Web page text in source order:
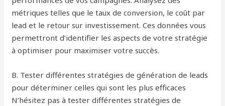
métriques telles que le taux de conversion, le coût par
lead et le retour sur investissement. Ces données vous
permettront d’identifier les aspects de votre stratégie
à optimiser pour maximiser votre succès.
B. Tester différentes stratégies de génération de leads
pour déterminer celles qui sont les plus efficaces
N’hésitez pas à tester différentes stratégies de